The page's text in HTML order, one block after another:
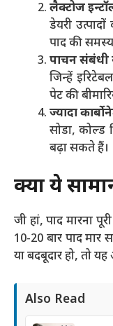
लैक्टोज
डेयरी
पाद की
पाचन संबंधी
जिन्हें
पेट की
ज्यादा
सोडा, कोल्ड
बढ़ा सकते हैं।
क्या ये
जी हां, पाद मारना
10-20 बार पाद मार
या बदबूदार हो, तो
Also Read